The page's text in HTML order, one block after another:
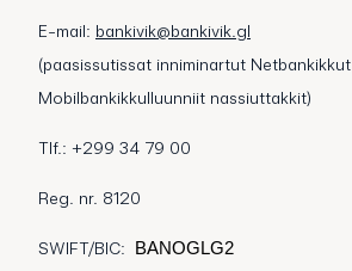
E-mail: bankivik@bankivik.gl
(paasissutissat inniminartut Netbankikkut
Mobilbankikkulluunniit nassiuttakkit)
Tlf.: +299 34 79 00
Reg. nr. 8120
SWIFT/BIC:
BANOGLG2